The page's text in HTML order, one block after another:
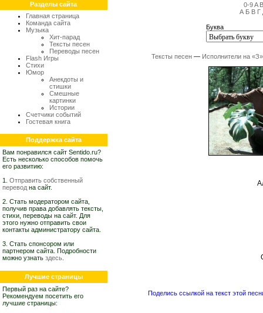
Разделы сайта
Главная страница
Команда сайта
Музыка
Хит-парад
Тексты песен
Переводы песен
Flash Игры
Стихи
Юмор
Анекдоты и
стишки
Смешные
картинки
Истории
Счетчики событий
Гостевая книга
Поддержка сайта
Вам понравился сайт Sentido.ru?
Есть несколько способов помочь
его развитию:
1. Отправить собственный
перевод на сайт.
2. Стать модератором сайта,
получив права добавлять тексты,
стихи, переводы на сайт. Для
этого нужно отправить свои
контакты администратору сайта.
3. Стать спонсором или
партнером сайта. Подробности
можно узнать здесь
Лучшие страницы
Первый раз на сайте?
Рекомендуем посетить его
лучшие страницы:
0-9 A
А Б В Г
Буква
Тексты песен — Исполнители на «З»
Поделись ссылкой на текст этой